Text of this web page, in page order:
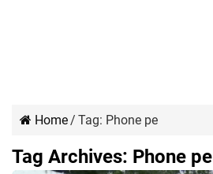
Home/ Tag: Phone pe
Tag Archives: Phone pe